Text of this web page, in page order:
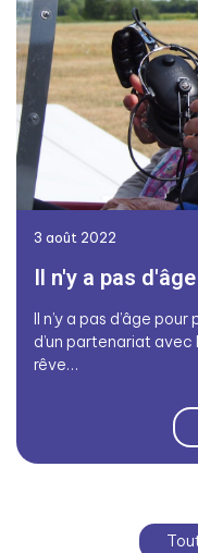
3 août 2022
Il n'y a pas
Il n’y a pas d’âge
d’un partenariat avec
rêve…